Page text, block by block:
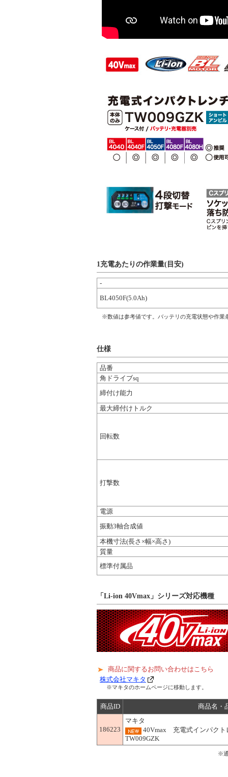
1充電あたりの作業量(目安)
-
BL4050F(5.0Ah)
※数値は参考値です。バッテリの充電状態や作業
仕様
品番
角ドライブsq
締付け能力
最大締付けトルク
回転数
打撃数
電源
振動3軸合成値
本機寸法(長さ×幅×高さ)
質量
標準付属品
「Li-ion 40Vmax」シリーズ対応機種
商品に関するお問い合わせはこちら
株式会社マキタ
※マキタのホームページに移動します。
商品ID 商品名・
186223
マキタ
40Vmax 充電式インパクト
TW009GZK
※